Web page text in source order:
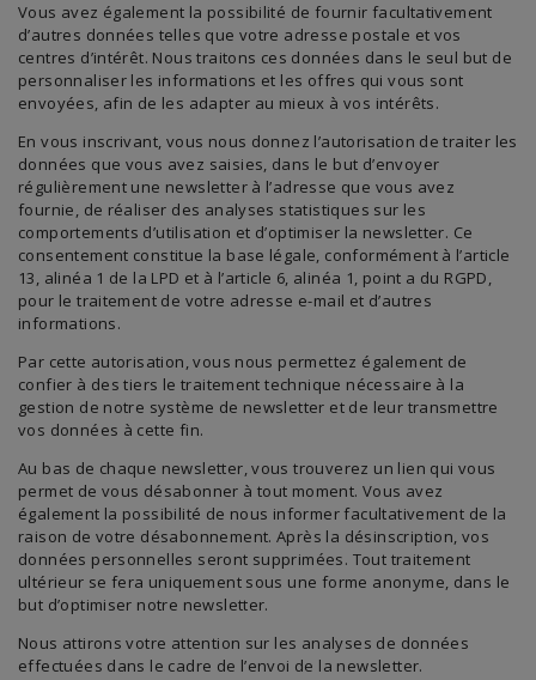
Vous avez également la possibilité de fournir facultativement
d’autres données telles que votre adresse postale et vos
centres d’intérêt. Nous traitons ces données dans le seul but de
personnaliser les informations et les offres qui vous sont
envoyées, afin de les adapter au mieux à vos intérêts.
En vous inscrivant, vous nous donnez l’autorisation de traiter les
données que vous avez saisies, dans le but d’envoyer
régulièrement une newsletter à l’adresse que vous avez
fournie, de réaliser des analyses statistiques sur les
comportements d’utilisation et d’optimiser la newsletter. Ce
consentement constitue la base légale, conformément à l’article
13, alinéa 1 de la LPD et à l’article 6, alinéa 1, point a du RGPD,
pour le traitement de votre adresse e-mail et d’autres
informations.
Par cette autorisation, vous nous permettez également de
confier à des tiers le traitement technique nécessaire à la
gestion de notre système de newsletter et de leur transmettre
vos données à cette fin.
Au bas de chaque newsletter, vous trouverez un lien qui vous
permet de vous désabonner à tout moment. Vous avez
également la possibilité de nous informer facultativement de la
raison de votre désabonnement. Après la désinscription, vos
données personnelles seront supprimées. Tout traitement
ultérieur se fera uniquement sous une forme anonyme, dans le
but d’optimiser notre newsletter.
Nous attirons votre attention sur les analyses de données
effectuées dans le cadre de l’envoi de la newsletter.